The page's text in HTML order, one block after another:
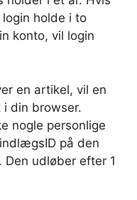
login holde i to
konto, vil login
en artikel, vil en
i din browser.
nogle personlige
på den
udløber efter 1